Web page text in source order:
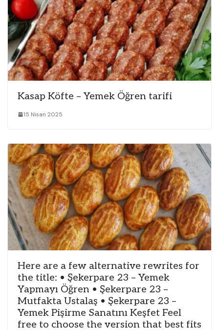
Kasap Köfte – Yemek Öğren tarifi
15 Nisan 2025
Here are a few alternative rewrites for
the title: • Şekerpare 23 – Yemek
Yapmayı Öğren • Şekerpare 23 –
Mutfakta Ustalaş • Şekerpare 23 –
Yemek Pişirme Sanatını Keşfet Feel
free to choose the version that best fits